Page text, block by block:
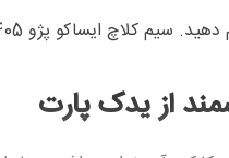
فابریکی این قطعه هست بنابراین می تواند گزینه مناسبی برای خرید باشد.